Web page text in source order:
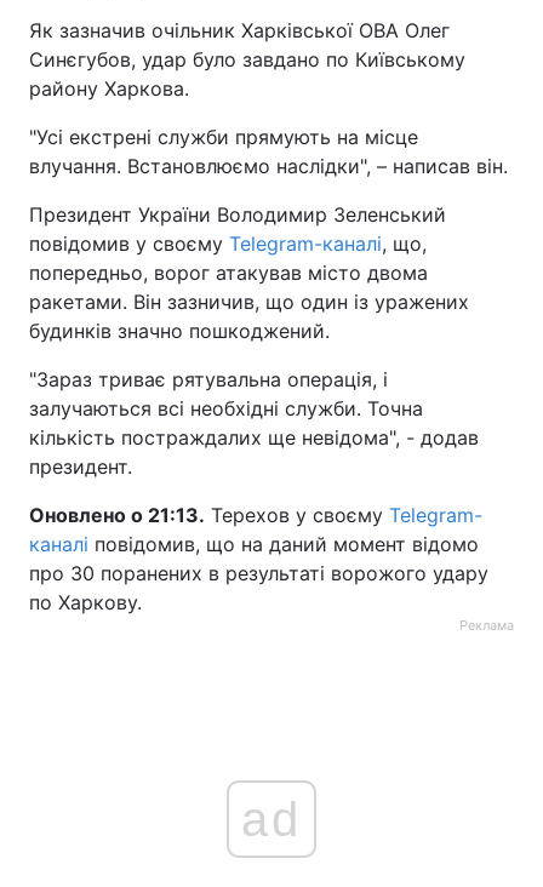
Як зазначив очільник Харківської ОВА Олег
Синєгубов, удар було завдано по Київському
району Харкова.
"Усі екстрені служби прямують на місце
влучання. Встановлюємо наслідки", – написав він.
Президент України Володимир Зеленський
повідомив у своєму Telegram-каналі, що,
попередньо, ворог атакував місто двома
ракетами. Він зазничив, що один із уражених
будинків значно пошкоджений.
"Зараз триває рятувальна операція, і
залучаються всі необхідні служби. Точна
кількість постраждалих ще невідома", - додав
президент.
Оновлено о 21:13. Терехов у своєму Telegram-
каналі повідомив, що на даний момент відомо
про 30 поранених в результаті ворожого удару
по Харкову.
Реклама
ad